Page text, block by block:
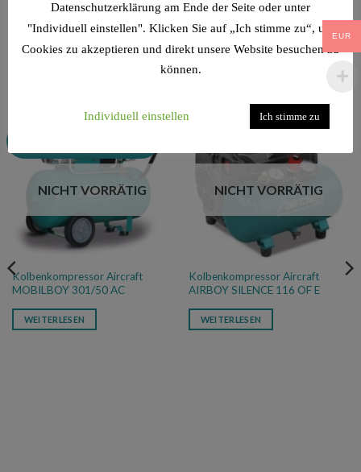
ÄHNLICHE PRODUKTE
NICHT VORRÄTIG
Kolbenkompressor Aircraft
MOBILBOY 301/50 AC
WEITERLESEN
NICHT VORRÄTIG
Kolbenkompressor Aircraft
AIRBOY SILENCE 116 OF E
WEITERLESEN
Datenschutzerklärung am Ende der Seite oder unter
"Individuell einstellen". Klicken Sie auf „Ich stimme zu“, um
Cookies zu akzeptieren und direkt unsere Website besuchen zu
können.
Individuell einstellen Ich stimme zu
EUR